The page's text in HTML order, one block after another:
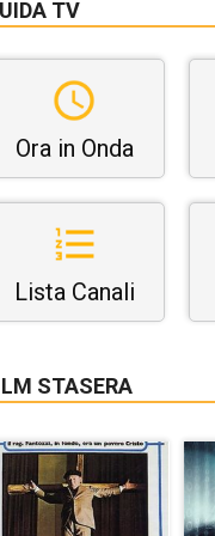
TV
Ora in Onda
Lista Canali
STASERA